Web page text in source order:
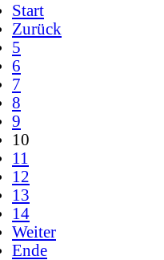
Start
Zurück
5
6
7
8
9
10
11
12
13
14
Weiter
Ende